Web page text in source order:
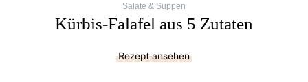
Salate & Suppen
Kürbis-Falafel aus 5 Zutaten
Rezept ansehen